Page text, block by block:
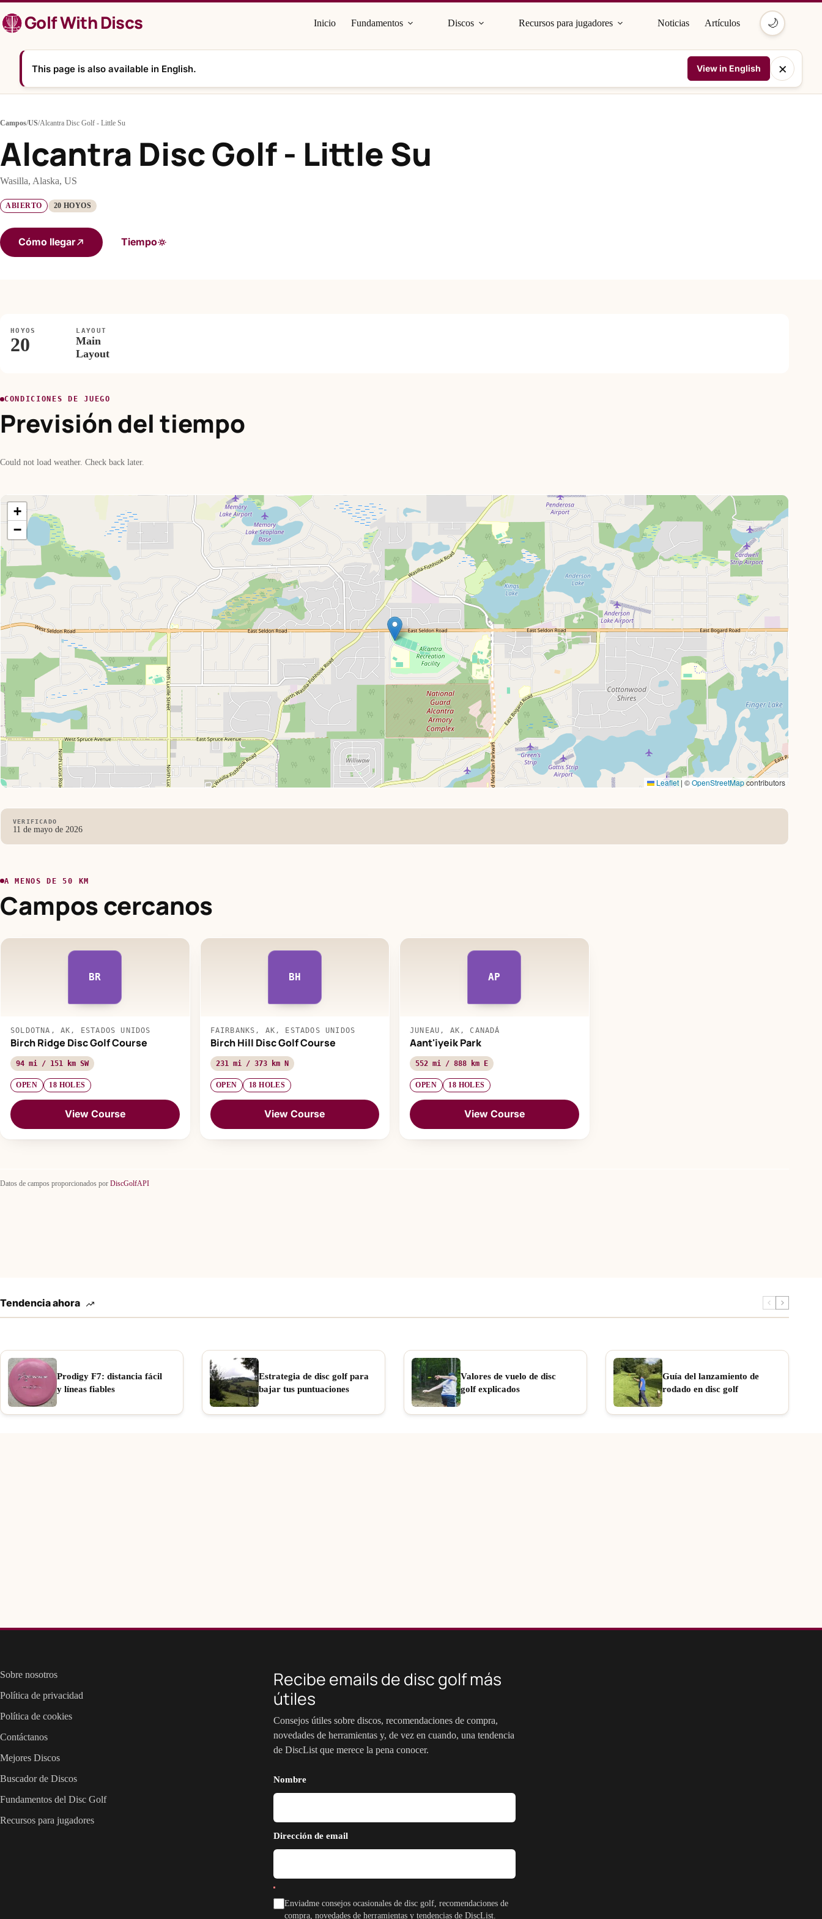
al
contenidoGolf With Discs Inicio Fundamentos Discos Recursos para jugadores Noticias Artículos 🌙
This page is also available in English. View in English ×
Campos/US/Alcantra Disc Golf - Little Su
Alcantra Disc Golf - Little Su
Wasilla, Alaska, US
ABIERTO 20 HOYOS
Cómo llegar Tiempo
HOYOS
20
LAYOUT
Main
Layout
CONDICIONES DE JUEGO
Previsión del tiempo
Could not load weather. Check back later.
+
−
Leaflet | ©OpenStreetMapcontributors
VERIFICADO
11 de mayo de 2026
A MENOS DE 50 KM
Campos cercanos
BR
SOLDOTNA, AK, ESTADOS UNIDOS
Birch Ridge Disc Golf Course
94 mi / 151 km SW
OPEN 18 HOLES
View Course
BH
FAIRBANKS, AK, ESTADOS UNIDOS
Birch Hill Disc Golf Course
231 mi / 373 km N
OPEN 18 HOLES
View Course
AP
JUNEAU, AK, CANADÁ
Aant'iyeik Park
552 mi / 888 km E
OPEN 18 HOLES
View Course
Datos de campos proporcionados por DiscGolfAPI
Tendencia ahora
Prodigy F7: distancia fácil
y líneas fiables
Estrategia de disc golf para
bajar tus puntuaciones
Valores de vuelo de disc
golf explicados
Guía del lanzamiento de
rodado en disc golf
Sobre nosotros
Política de privacidad
Política de cookies
Contáctanos
Mejores Discos
Buscador de Discos
Fundamentos del Disc Golf
Recursos para jugadores
Recibe emails de disc golf más
útiles
Consejos útiles sobre discos, recomendaciones de compra,
novedades de herramientas y, de vez en cuando, una tendencia
de DiscList que merece la pena conocer.
Nombre
Dirección de email
Enviadme consejos ocasionales de disc golf, recomendaciones de
compra, novedades de herramientas y tendencias de DiscList.